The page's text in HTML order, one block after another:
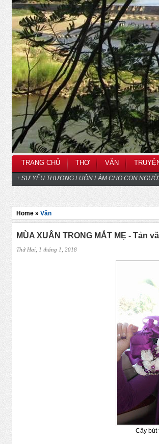
TRANG CHỦ THƠ VĂN
+ SỰ YÊU THƯƠNG LUÔN LÀM CHO CON
Home » Văn
MÙA XUÂN TRONG MẮT MẸ - Tản
Thứ Hai, 1 tháng 1, 2018
Cây bút